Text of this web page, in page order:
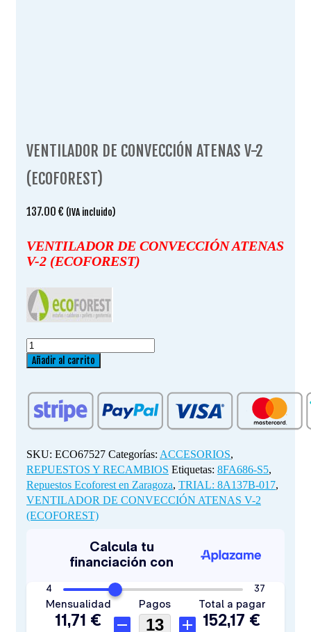
VENTILADOR DE CONVECCIÓN ATENAS V-2
(ECOFOREST)
137.00 € (IVA incluido)
VENTILADOR DE CONVECCIÓN ATENAS
V-2 (ECOFOREST)
VENTILADOR
DE
ATENAS
V-
cantidad
Añadir al carrito
SKU: ECO67527 Categorías: ACCESORIOS,
REPUESTOS Y RECAMBIOS Etiquetas: 8FA686-S5,
Repuestos Ecoforest en Zaragoza, TRIAL: 8A137B-017,
VENTILADOR DE CONVECCIÓN ATENAS V-2
(ECOFOREST)